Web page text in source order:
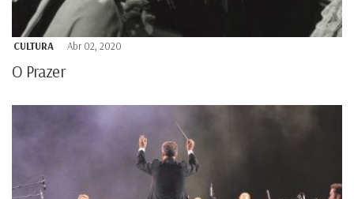
CULTURA Abr 02, 2020
O Prazer